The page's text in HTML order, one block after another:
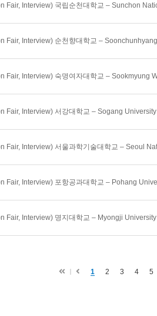
Fair, Interview) 서강대학교 – Sogang University
Fair, Interview) 명지대학교 – Myongji University
첫
이
1 2 3 4 5